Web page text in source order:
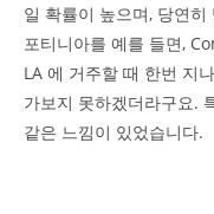
일 확률이 높으며, 당연
포티니아를 예를 들면,
LA 에 거주할 때 한번 지
가보지 못하겠더라구요.
같은 느낌이 있었습니다.